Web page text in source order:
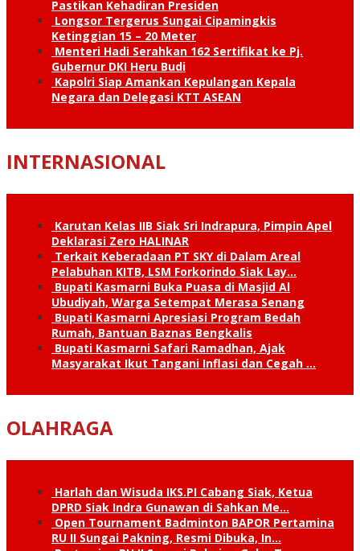
Pastikan Kehadiran Presiden
Longsor Tergerus Sungai Cipamingkis
Ketinggian 15 – 20 Meter
Menteri Hadi Serahkan 162 Sertifikat ke Pj.
Gubernur DKI Heru Budi
Kapolri Siap Amankan Kepulangan Kepala
Negara dan Delegasi KTT ASEAN
INTERNASIONAL
Karutan Kelas IIB Siak Sri Indrapura, Pimpin Apel
Deklarasi Zero HALINAR
Terkait Keberadaan PT SKY di Dalam Areal
Pelabuhan KITB, LSM Forkorindo Siak Lay…
Bupati Kasmarni Buka Puasa di Masjid Al
Ubudiyah, Warga Setempat Merasa Senang
Bupati Kasmarni Apresiasi Program Bedah
Rumah, Bantuan Baznas Bengkalis
Bupati Kasmarni Safari Ramadhan, Ajak
Masyarakat Ikut Tangani Inflasi dan Cegah …
OLAHRAGA
Harlah dan Wisuda IKS.PI Cabang Siak, Ketua
DPRD Siak Indra Gunawan di Sahkan Me…
Open Tournament Badminton BAPOR Pertamina
RU II Sungai Pakning, Resmi Dibuka, In…